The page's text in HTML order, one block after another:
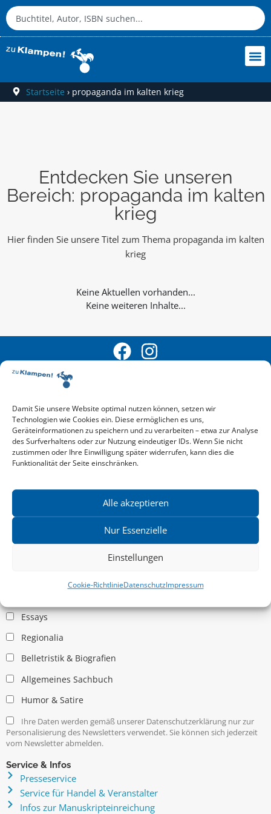
Damit Sie unsere Website optimal nutzen können, setzen wir
Technologien wie Cookies ein. Diese ermöglichen es uns,
Geräteinformationen zu speichern und zu verarbeiten – etwa zur Analyse
des Surfverhaltens oder zur Nutzung eindeutiger IDs. Wenn Sie nicht
zustimmen oder Ihre Einwilligung später widerrufen, kann dies die
Funktionalität der Seite einschränken.
Alle akzeptieren
Nur Essenzielle
Einstellungen
Cookie-RichtlinieDatenschutzImpressum
Startseite › propaganda im kalten krieg
Entdecken Sie unseren
Bereich: propaganda im kalten
krieg
Hier finden Sie unsere Titel zum Thema propaganda im kalten
krieg
Keine weiteren Inhalte...
Aktuelle Vorschau
Entdecken Sie das aktuelle zu-Klampen!-Verlagsprogramm.
Hier finden Sie die Verlagsvorschau – einfach direkt online
reinlesen oder herunterladen.
Newsletter
News zu aktuellen Neuheiten und Nachrichten im zu Klampen!
Verlag – jederzeit wieder abbestellbar.
Essays
Regionalia
Belletristik & Biografien
Allgemeines Sachbuch
Humor & Satire
Ihre Daten werden gemäß unserer Datenschutzerklärung nur zur
Personalisierung des Newsletters verwendet. Sie können sich jederzeit
vom Newsletter abmelden.
Service & Infos
Presseservice
Service für Handel & Veranstalter
Infos zur Manuskripteinreichung